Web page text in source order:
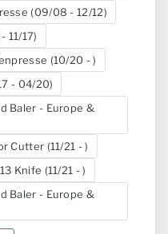
(09/08 - 12/12)
11/17)
(10/20 - )
- 04/20)
Baler - Europe &
Cutter (11/21 - )
Knife (11/21 - )
Baler - Europe &